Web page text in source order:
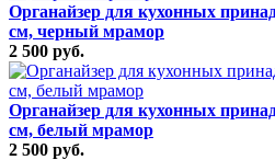
Органайзер для кухонных
см, черный мрамор
2 500 руб.
Органайзер для кухонных
см, белый мрамор
2 500 руб.